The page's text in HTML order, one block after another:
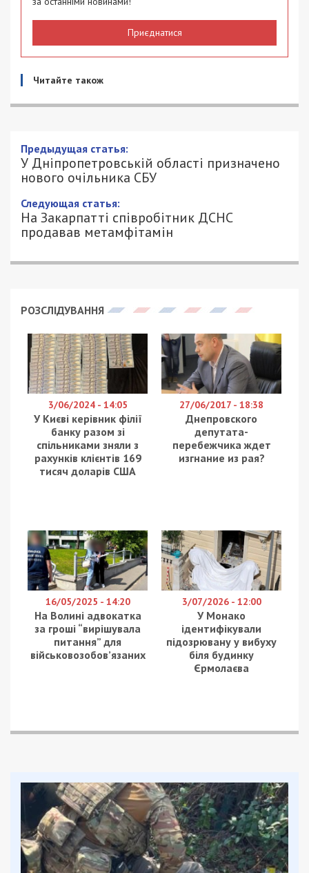
Приєднатися
Читайте також
Предыдущая статья:
У Дніпропетровській області призначено
нового очільника СБУ
Следующая статья:
На Закарпатті співробітник ДСНС
продавав метамфітамін
РОЗСЛІДУВАННЯ
3/06/2024 - 14:05
У Києві керівник філії
банку разом зі
спільниками зняли з
рахунків клієнтів 169
тисяч доларів США
27/06/2017 - 18:38
Днепровского
депутата-
перебежчика ждет
изгнание из рая?
16/05/2025 - 14:20
На Волині адвокатка
за гроші “вирішувала
питання” для
військовозобов’язаних
3/07/2026 - 12:00
У Монако
ідентифікували
підозрювану у вибуху
біля будинку
Єрмолаєва